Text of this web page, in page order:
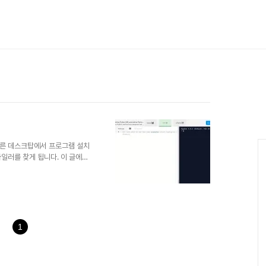
데스크탑에서 프로그램 설치
러를 찾게 됩니다. 이 글에서
려드리겠습니다. Repl.it
이외에도 노드JS, C..
1